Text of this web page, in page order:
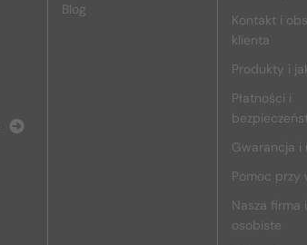
Blog
Kontakt i
klienta
Produkty i
Płatności i
Gwarancja i
Pomoc przy
Nasza firma
osobiste